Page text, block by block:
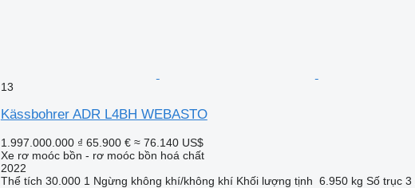
13
Kässbohrer ADR L4BH WEBASTO
1.997.000.000 ₫ 65.900 € ≈ 76.140 US$
Xe rơ moóc bồn - rơ moóc bồn hoá chất
2022
Thể tích 30.000 1 Ngừng không khí/không khí Khối lượng tịnh 6.950 kg Số trục 3